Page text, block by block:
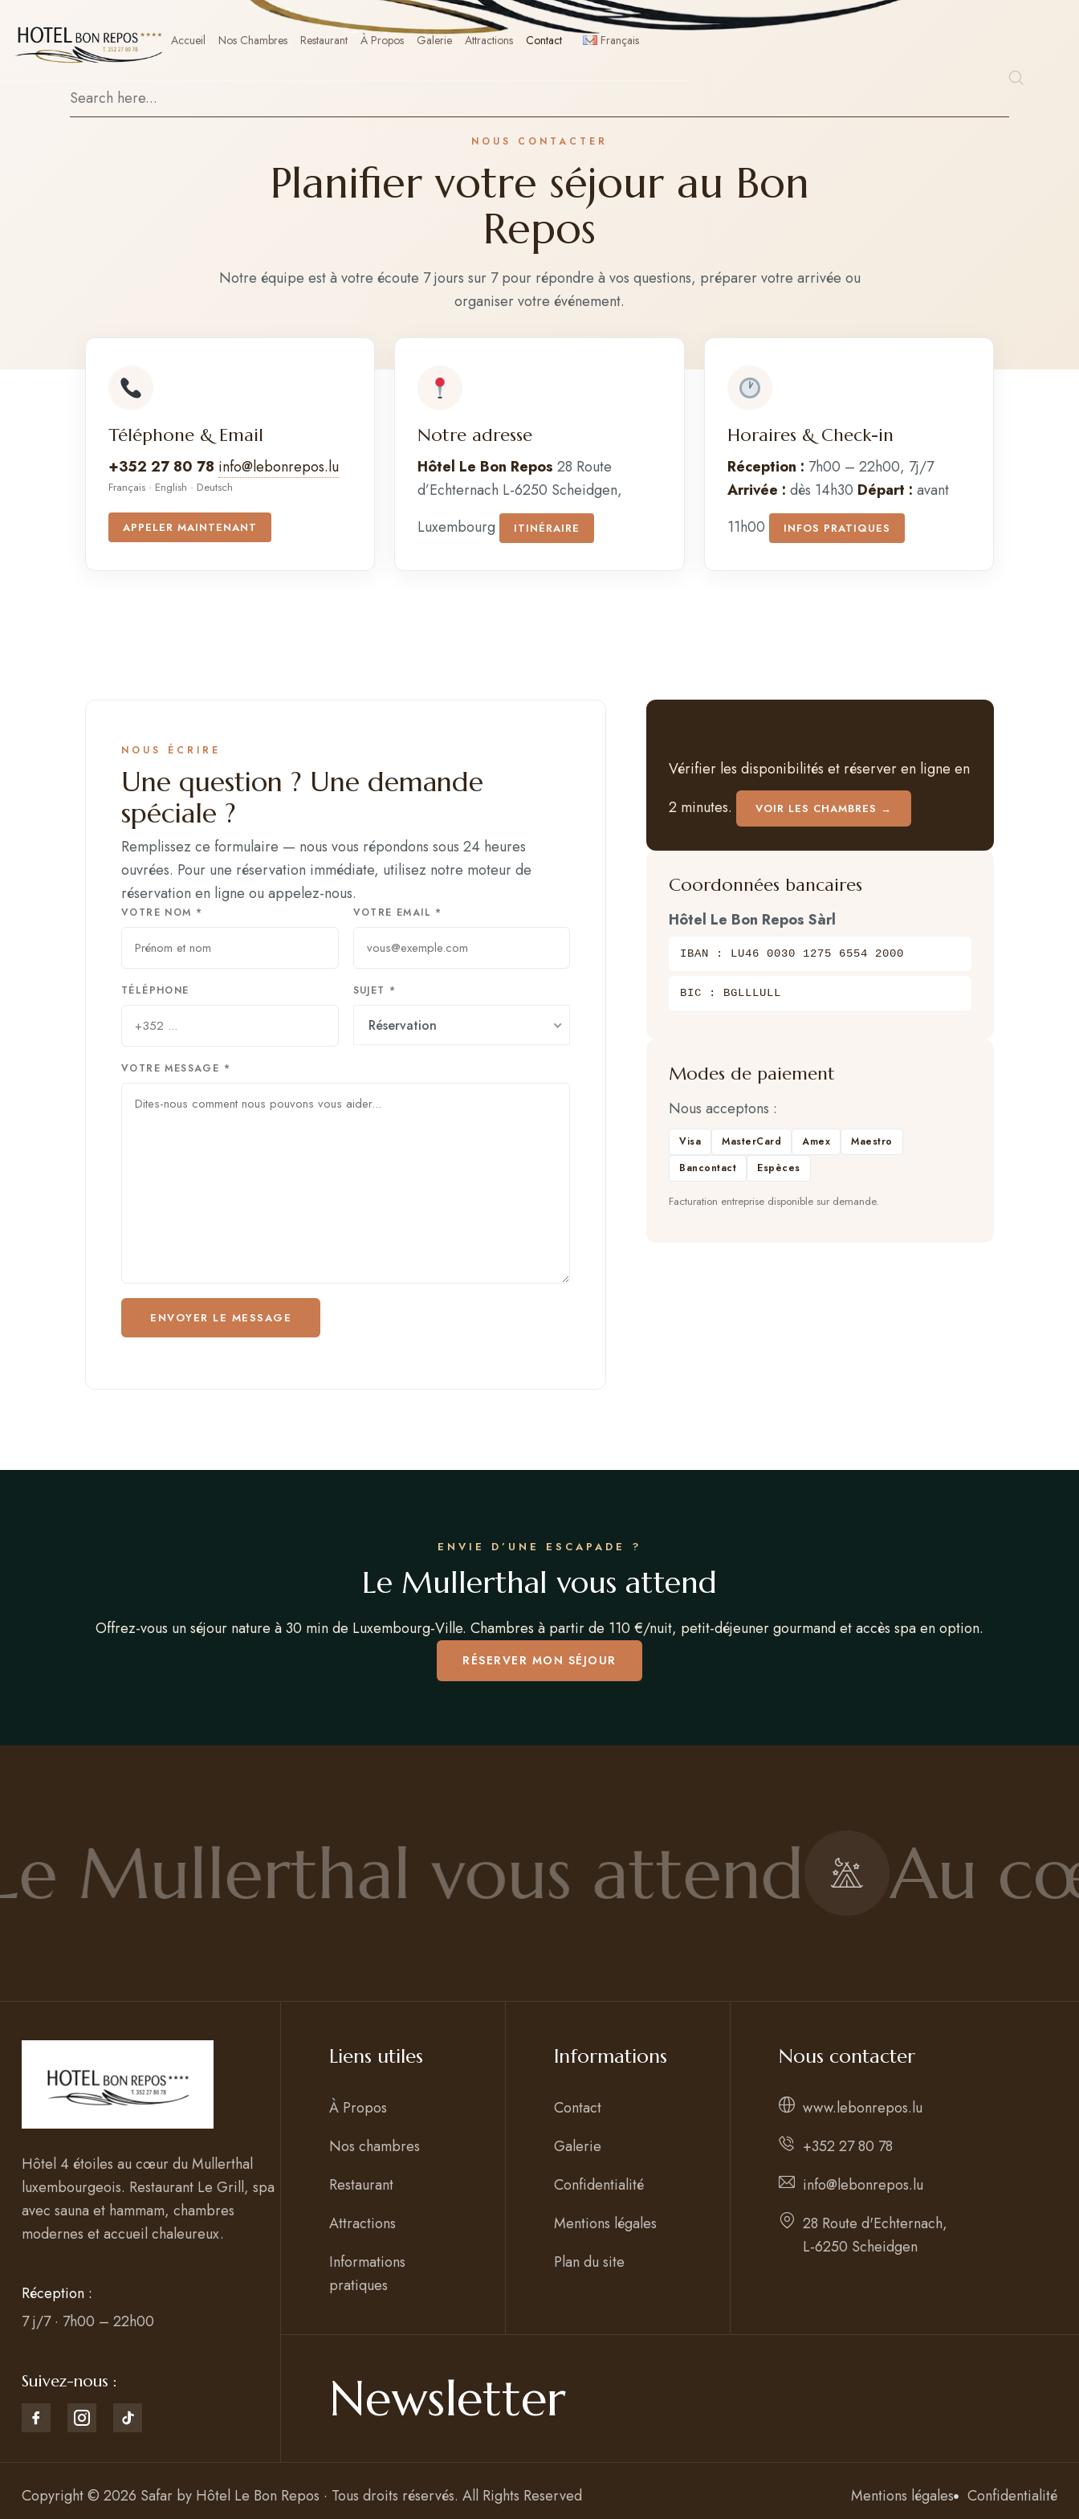
Accueil Nos Chambres Restaurant À Propos Galerie Attractions Contact Français
NOUS CONTACTER
Planifier votre séjour au Bon
Repos
Notre équipe est à votre écoute 7 jours sur 7 pour répondre à vos questions, préparer votre arrivée ou
organiser votre événement.
Téléphone & Email
+352 27 80 78 info@lebonrepos.lu
Français · English · Deutsch
APPELER MAINTENANT
Notre adresse
Hôtel Le Bon Repos 28 Route
d’Echternach L-6250 Scheidgen,
Luxembourg
ITINÉRAIRE
Horaires & Check-in
Réception : 7h00 – 22h00, 7j/7
Arrivée : dès 14h30 Départ : avant
11h00
INFOS PRATIQUES
Luxembourg-Ville et 20 min de
Vianden.
→ Ouvrir dans Google Maps
NOUS ÉCRIRE
Une question ? Une demande
spéciale ?
Remplissez ce formulaire — nous vous répondons sous 24 heures
ouvrées. Pour une réservation immédiate, utilisez notre moteur de
réservation en ligne ou appelez-nous.
VOTRE NOM * VOTRE EMAIL *
TÉLÉPHONE SUJET *
Réservation
VOTRE MESSAGE *
Vérifier les disponibilités et réserver en ligne en
2 minutes.
VOIR LES CHAMBRES →
Coordonnées bancaires
Hôtel Le Bon Repos Sàrl
IBAN : LU46 0030 1275 6554 2000
BIC : BGLLLULL
Modes de paiement
Nous acceptons :
Visa MasterCard Amex
Maestro
Bancontact
Espèces
Facturation entreprise disponible sur demande.
ENVIE D’UNE ESCAPADE ?
Le Mullerthal vous attend
Offrez-vous un séjour nature à 30 min de Luxembourg-Ville. Chambres à partir de 110 €/nuit, petit-déjeuner gourmand et accès spa en option.
RÉSERVER MON SÉJOUR
Mullerthal vous attend Au
Hôtel 4 étoiles au cœur du Mullerthal
luxembourgeois. Restaurant Le Grill, spa
avec sauna et hammam, chambres
modernes et accueil chaleureux.
Réception :
7 j/7 · 7h00 – 22h00
Suivez-nous :
Liens utiles
À Propos
Nos chambres
Restaurant
Attractions
Informations
pratiques
Informations
Contact
Galerie
Confidentialité
Mentions légales
Plan du site
Nous contacter
www.lebonrepos.lu
+352 27 80 78
info@lebonrepos.lu
28 Route d'Echternach,
L-6250 Scheidgen
Newsletter
Copyright © 2026 Safar by Hôtel Le Bon Repos · Tous droits réservés. All Rights Reserved Mentions légales Confidentialité